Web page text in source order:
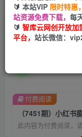
首页 创业课程 会员
（7451期）小
的壁纸，0门槛
此内容为付费阅读，
付费阅读
🔰 本站VIP 限时特惠，
站资源免费下载， 每
🔰 智库云网创开放加
平台， 站长微信：